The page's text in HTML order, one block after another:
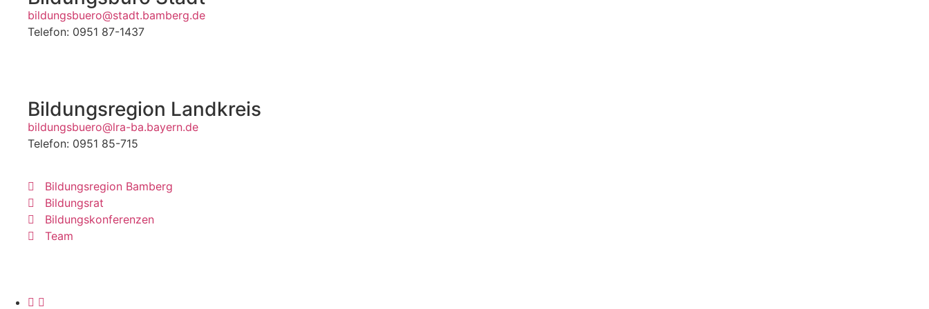
bildungsbuero@stadt.bamberg.de
Telefon: 0951 87-1437
Bildungsregion Landkreis
bildungsbuero@lra-ba.bayern.de
Telefon: 0951 85-715
Bildungsregion Bamberg
Bildungsrat
Bildungskonferenzen
Team